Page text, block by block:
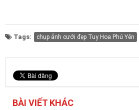
Tags: chụp ảnh cưới đẹp Tuy Hoa Phú Yên
BÀI VIẾT KHÁC